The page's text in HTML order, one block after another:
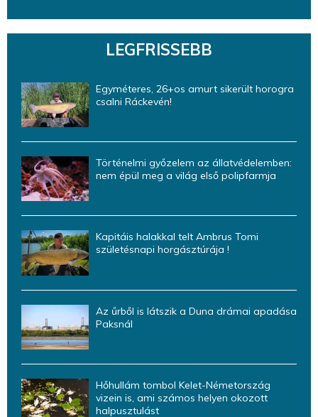
LEGFRISSEBB
Egyméteres, 26+os amurt sikerült horogra
csalni Ráckevén!
Történelmi győzelem az állatvédelemben:
nem épül meg a világ első polipfarmja
Kapitáis halakkal telt Ambrus Tomi
születésnapi horgásztúrája !
Az űrből is látszik a Duna drámai apadása
Paksnál
Hőhullám tombol Kelet-Németország
vizein is, ami számos helyen okozott
halpusztulást